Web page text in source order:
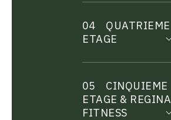
04
QUATRIEME
ETAGE
05
CINQUIEME
ETAGE & REGINA
FITNESS